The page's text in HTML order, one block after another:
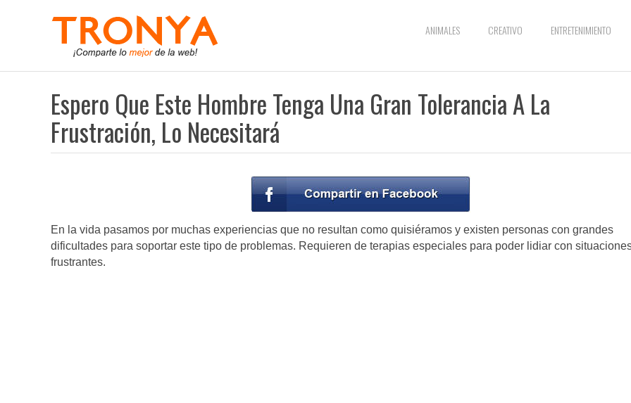
ANIMALES CREATIVO ENTRETENIMIENTO
Espero Que Este Hombre Tenga Una Gran Tolerancia A La
Frustración, Lo Necesitará
En la vida pasamos por muchas experiencias que no resultan como quisiéramos y existen personas con grandes
dificultades para soportar este tipo de problemas. Requieren de terapias especiales para poder lidiar con
frustrantes.